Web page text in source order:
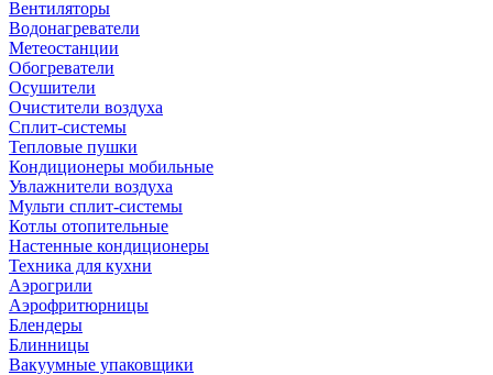
Вентиляторы
Водонагреватели
Метеостанции
Обогреватели
Осушители
Очистители воздуха
Сплит-системы
Тепловые пушки
Кондиционеры мобильные
Увлажнители воздуха
Мульти сплит-системы
Котлы отопительные
Настенные кондиционеры
Техника для кухни
Аэрогрили
Аэрофритюрницы
Блендеры
Блинницы
Вакуумные упаковщики